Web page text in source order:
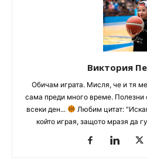
Виктория
Обичам играта. Мисля, че и тя
сама преди много време.
всеки ден...
Любим цитат:
който играя, защото мразя да